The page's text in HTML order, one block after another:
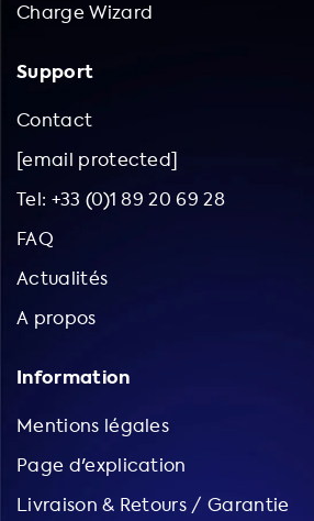
Charge Wizard
Support
Contact
[email protected]
Tel: +33 (0)1 89 20 69 28
FAQ
Actualités
A propos
Information
Mentions légales
Page d'explication
Livraison & Retours / Garantie